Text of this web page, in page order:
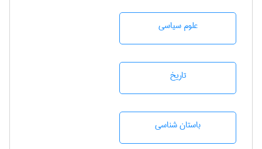
علوم سياسی
تاريخ
باستان شناسی